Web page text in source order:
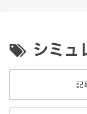
シミュ
記